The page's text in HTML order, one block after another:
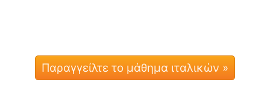
Παραγγείλτε το μάθημα ιταλικών »